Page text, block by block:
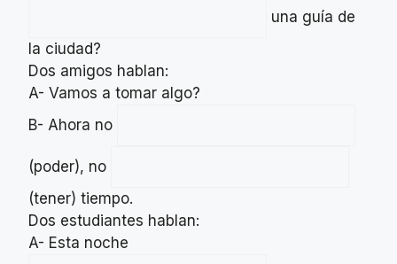
una guía de
la ciudad?
Dos amigos hablan:
A- Vamos a tomar algo?
B- Ahora no
(poder), no
(tener) tiempo.
Dos estudiantes hablan:
A- Esta noche